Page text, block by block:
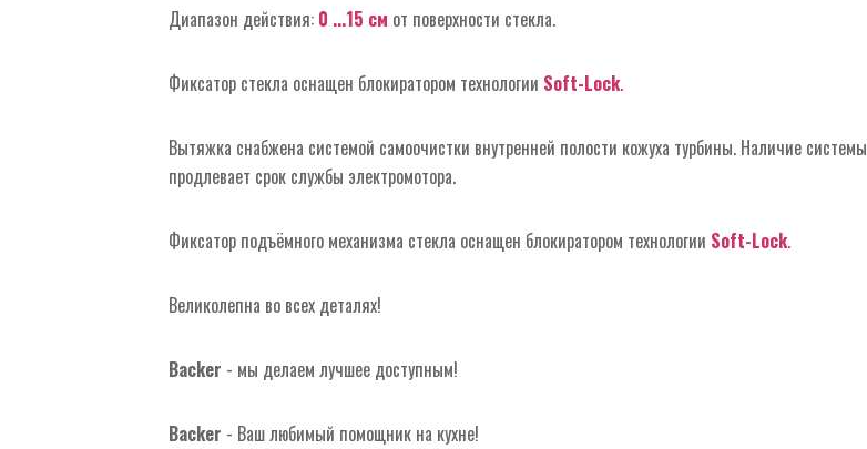
Диапазон действия: 0 ...15 см от поверхности стекла.
Фиксатор стекла оснащен блокиратором технологии Soft-Lock.
Вытяжка снабжена системой самоочистки внутренней полости кожуха турбины. Наличие системы
продлевает срок службы электромотора.
Фиксатор подъёмного механизма стекла оснащен блокиратором технологии Soft-Lock.
Великолепна во всех деталях!
Backer - мы делаем лучшее доступным!
Backer - Ваш любимый помощник на кухне!